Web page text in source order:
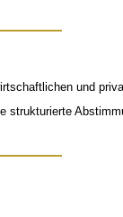
und
strukturierte